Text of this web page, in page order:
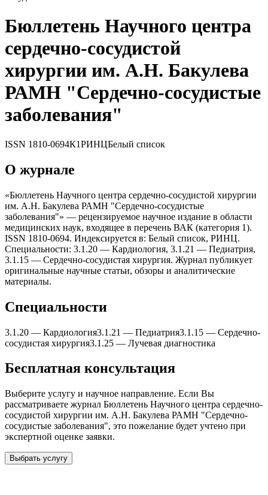
Бюллетень Научного центра
сердечно-сосудистой
xирургии им. А.Н. Бакулева
РАМН "Сердечно-сосудистые
заболевания"
ISSN 1810-0694К1РИНЦБелый список
О журнале
«Бюллетень Научного центра сердечно-сосудистой xирургии
им. А.Н. Бакулева РАМН "Сердечно-сосудистые
заболевания"» — рецензируемое научное издание в области
медицинских наук, входящее в перечень ВАК (категория 1).
ISSN 1810-0694. Индексируется в: Белый список, РИНЦ.
Специальности: 3.1.20 — Кардиология, 3.1.21 — Педиатрия,
3.1.15 — Сердечно-сосудистая xирургия. Журнал публикует
оригинальные научные статьи, обзоры и аналитические
материалы.
Специальности
3.1.20 — Кардиология3.1.21 — Педиатрия3.1.15 — Сердечно-
сосудистая xирургия3.1.25 — Лучевая диагностика
Бесплатная консультация
Выберите услугу и научное направление. Если Вы
рассматриваете журнал Бюллетень Научного центра сердечно-
сосудистой xирургии им. А.Н. Бакулева РАМН "Сердечно-
сосудистые заболевания", это пожелание будет учтено при
экспертной оценке заявки.
Выбрать услугу